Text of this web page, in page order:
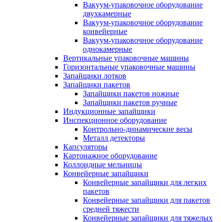
Вакуум-упаковочное оборудование
двухкамерные
Вакуум-упаковочное оборудование
конвейерные
Вакуум-упаковочное оборудование
однокамерные
Вертикальные упаковочные машины
Горизонтальные упаковочные машины
Запайщики лотков
Запайщики пакетов
Запайщики пакетов ножные
Запайщики пакетов ручные
Индукционные запайщики
Инспекционное оборудование
Контрольно-динамические весы
Металл детекторы
Капсуляторы
Картонажное оборудование
Коллоидные мельницы
Конвейерные запайщики
Конвейерные запайщики для легких
пакетов
Конвейерные запайщики для пакетов
средней тяжести
Конвейерные запайщики для тяжелых